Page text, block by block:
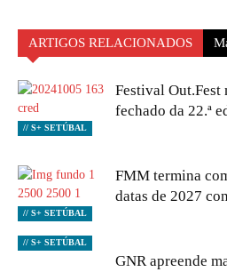
ARTIGOS RELACIONADOS
// S+ SETÚBAL
Festival Out.Fest
fechado da 22.ª
// S+ SETÚBAL
FMM termina
datas de 2027
// S+ SETÚBAL
GNR apreende